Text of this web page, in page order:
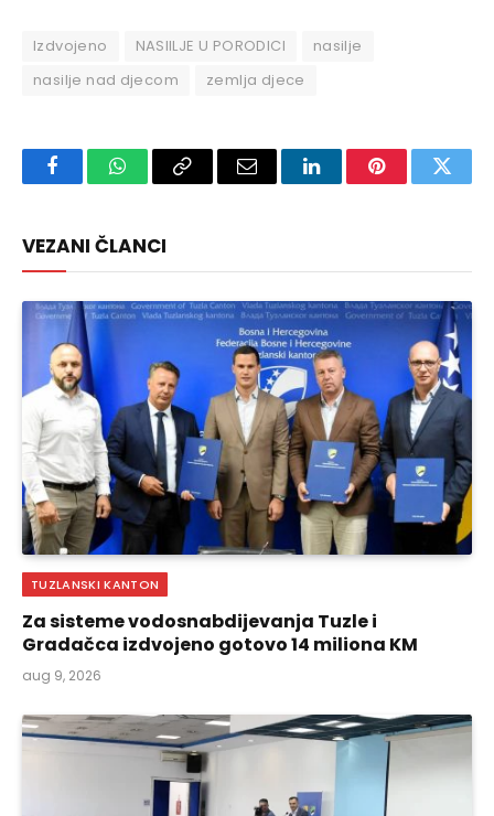
Izdvojeno NASIILJE U PORODICI
nasilje
nasilje nad djecom
zemlja djece
FacebookWhatsAppCopy
Email LinkedInPinterest
VEZANI ČLANCI
TUZLANSKI KANTON
Za sisteme vodosnabdijevanja Tuzle i
Gradačca izdvojeno gotovo 14 miliona KM
aug 9, 2026